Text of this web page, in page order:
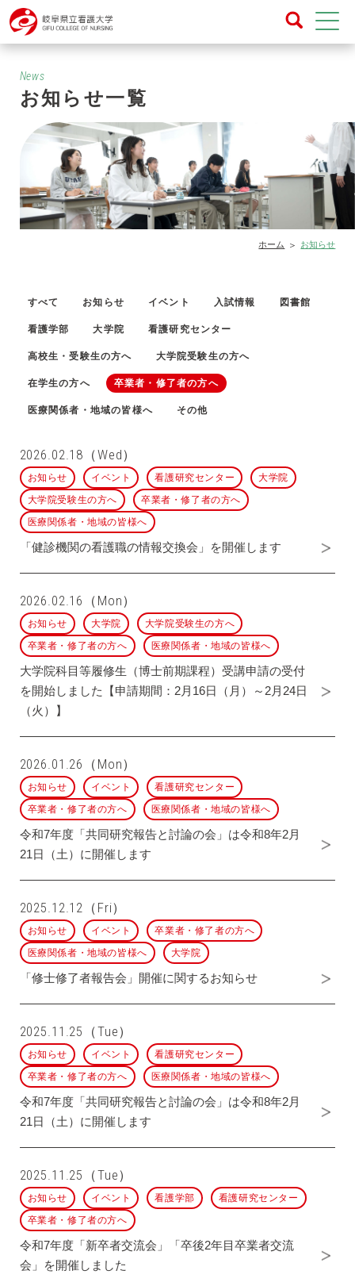
News
お知らせ一覧
ホーム お知らせ
すべて お知らせ イベント 入試情報 図書館
看護学部 大学院 看護研究センター
高校生・受験生の方へ 大学院受験生の方へ
在学生の方へ 卒業者・修了者の方へ
医療関係者・地域の皆様へ その他
2026.02.18（Wed）
お知らせ イベント 看護研究センター
大学院
大学院受験生の方へ
卒業者・修了者の方へ
医療関係者・地域の皆様へ
「健診機関の看護職の情報交換会」を開催します
2026.02.16（Mon）
お知らせ 大学院
大学院受験生の方へ
卒業者・修了者の方へ
医療関係者・地域の皆様へ
大学院科目等履修生（博士前期課程）受講申請の受付
を開始しました【申請期間：2月16日（月）～2月24日
（火）】
2026.01.26（Mon）
お知らせ イベント
看護研究センター
卒業者・修了者の方へ
医療関係者・地域の皆様へ
令和7年度「共同研究報告と討論の会」は令和8年2月
21日（土）に開催します
2025.12.12（Fri）
お知らせ イベント
卒業者・修了者の方へ
医療関係者・地域の皆様へ
大学院
「修士修了者報告会」開催に関するお知らせ
2025.11.25（Tue）
お知らせ イベント
看護研究センター
卒業者・修了者の方へ
医療関係者・地域の皆様へ
令和7年度「共同研究報告と討論の会」は令和8年2月
21日（土）に開催します
2025.11.25（Tue）
お知らせ イベント 看護学部
看護研究センター
卒業者・修了者の方へ
令和7年度「新卒者交流会」「卒後2年目卒業者交流
会」を開催しました